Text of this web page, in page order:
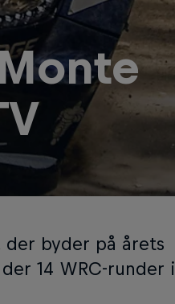
der byder på årets
14 WRC-runder i